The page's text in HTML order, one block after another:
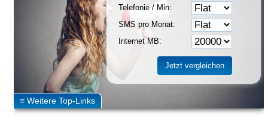
Telefonie / Min:
SMS pro Monat:
Internet MB: